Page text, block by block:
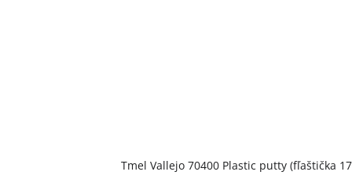
Tmel Vallejo 70400 Plastic putty (fľaštička